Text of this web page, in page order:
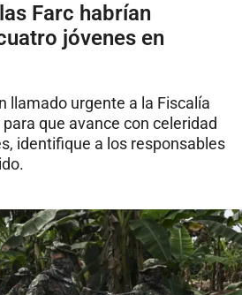
Farc habrían
jóvenes en
llamado urgente a la Fiscalía
que avance con celeridad
identifique a los responsables